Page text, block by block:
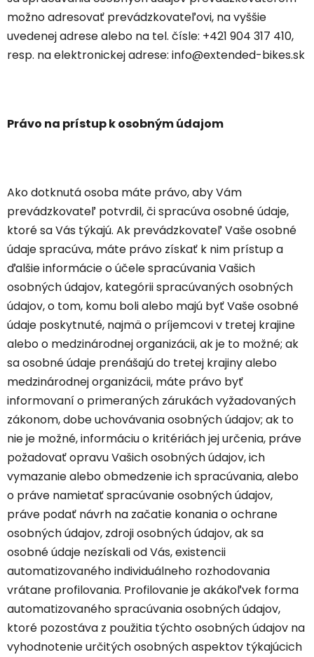
možno adresovať prevádzkovateľovi, na vyššie
uvedenej adrese alebo na tel. čísle: +421 904 317 410,
resp. na elektronickej adrese: info@extended-bikes.sk
Právo na prístup k osobným údajom
Ako dotknutá osoba máte právo, aby Vám
prevádzkovateľ potvrdil, či spracúva osobné údaje,
ktoré sa Vás týkajú. Ak prevádzkovateľ Vaše osobné
údaje spracúva, máte právo získať k nim prístup a
ďalšie informácie o účele spracúvania Vašich
osobných údajov, kategórii spracúvaných osobných
údajov, o tom, komu boli alebo majú byť Vaše osobné
údaje poskytnuté, najmä o príjemcovi v tretej krajine
alebo o medzinárodnej organizácii, ak je to možné; ak
sa osobné údaje prenášajú do tretej krajiny alebo
medzinárodnej organizácii, máte právo byť
informovaní o primeraných zárukách vyžadovaných
zákonom, dobe uchovávania osobných údajov; ak to
nie je možné, informáciu o kritériách jej určenia, práve
požadovať opravu Vašich osobných údajov, ich
vymazanie alebo obmedzenie ich spracúvania, alebo
o práve namietať spracúvanie osobných údajov,
práve podať návrh na začatie konania o ochrane
osobných údajov, zdroji osobných údajov, ak sa
osobné údaje nezískali od Vás, existencii
automatizovaného individuálneho rozhodovania
vrátane profilovania. Profilovanie je akákoľvek forma
automatizovaného spracúvania osobných údajov,
ktoré pozostáva z použitia týchto osobných údajov na
vyhodnotenie určitých osobných aspektov týkajúcich